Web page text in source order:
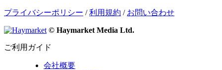
プライバシーポリシー /利用規約 / お問い合わせ
© Haymarket Media Ltd.
ご利用ガイド
会社概要